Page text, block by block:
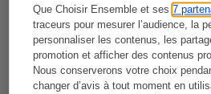
Que Choisir Ensemble et ses7
traceurs pour mesurer l’audience, la
personnaliser les contenus, les
promotion et afficher des contenus
Nous conserverons votre choix
changer d’avis à tout moment en